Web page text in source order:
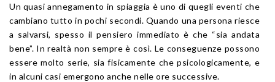
Un quasi annegamento in spiaggia è uno di quegli eventi che
cambiano tutto in pochi secondi. Quando una persona riesce
a salvarsi, spesso il pensiero immediato è che “sia andata
bene”. In realtà non sempre è così. Le conseguenze possono
essere molto serie, sia fisicamente che psicologicamente, e
in alcuni casi emergono anche nelle ore successive.